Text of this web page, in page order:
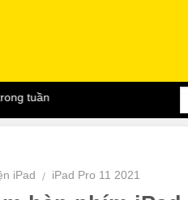
iPad / iPad Pro 11 2021